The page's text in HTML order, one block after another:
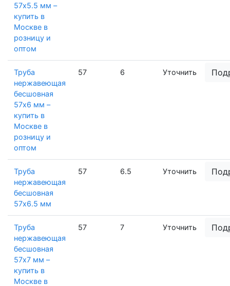
57х5.5 мм –
купить в
Москве в
розницу и
оптом
Труба
нержавеющая
бесшовная
57х6 мм –
купить в
Москве в
розницу и
оптом
57 6 Уточнить
Труба
нержавеющая
бесшовная
57х6.5 мм
57 6.5 Уточнить
Труба
нержавеющая
бесшовная
57х7 мм –
купить в
Москве в
57 7 Уточнить